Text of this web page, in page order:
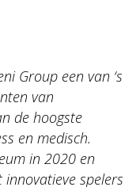
Group een van ‘s
van
de hoogste
en medisch.
in 2020 en
spelers